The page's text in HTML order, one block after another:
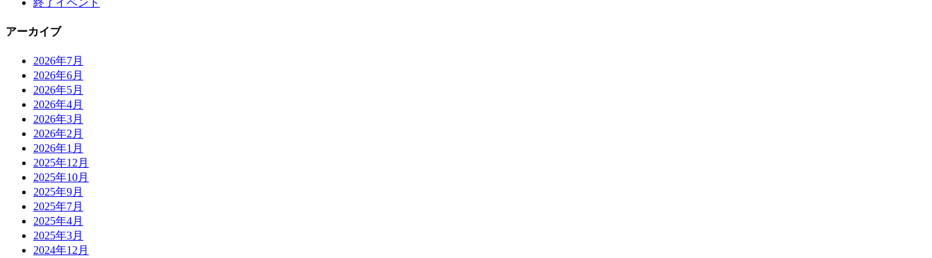
アーカイブ
2026年7月
2026年6月
2026年5月
2026年4月
2026年3月
2026年2月
2026年1月
2025年12月
2025年10月
2025年9月
2025年7月
2025年4月
2025年3月
2024年12月